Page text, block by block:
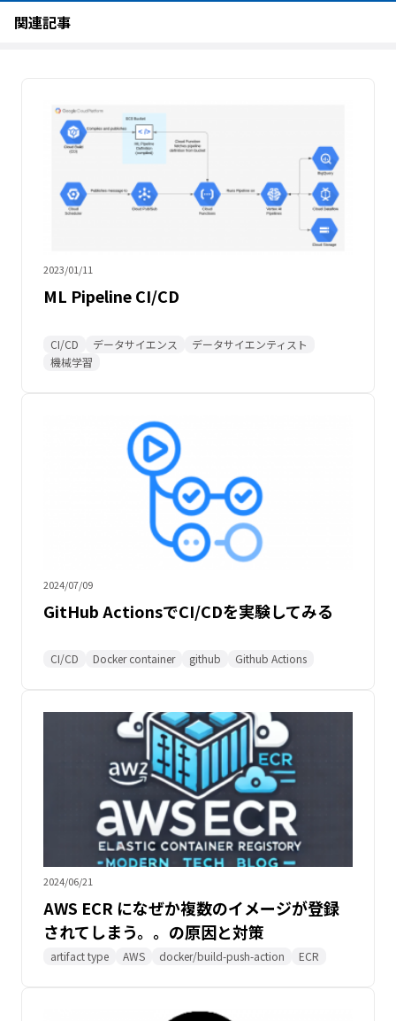
関連記事
2023/01/11
ML Pipeline CI/CD
CI/CD データサイエンス
データサイエンティスト
機械学習
2024/07/09
GitHub ActionsでCI/CDを実験してみる
CI/CD Docker container github Github Actions
2024/06/21
AWS ECR になぜか複数のイメージが登録
されてしまう。。の原因と対策
artifact type AWS docker/build-push-action ECR